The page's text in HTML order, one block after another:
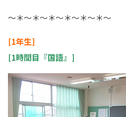
～＊～＊～＊～＊～＊～＊～
[1年生]
[1時間目『国語』]